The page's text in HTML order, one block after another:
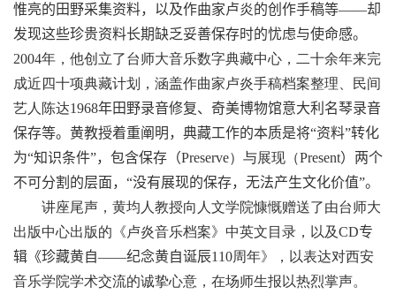
惟亮的田野采集资料， 以及作曲家卢炎的创作手稿等——却
发现这些珍贵资料长期缺乏妥善保存时的忧虑与使命感。
2004年，他创立了台师大音乐数字典藏中心，二十余年来完
成近四十项典藏计划，涵盖作曲家卢炎手稿档案整理、民间
艺人陈达1968年田野录音修复、奇美博物馆意大利名琴录音
保存等。黄教授着重阐明，典藏工作的本质是将“资料”转化
为“知识条件”，包含保存（Preserve）与展现（Present）两个
不可分割的层面， “没有展现的保存，无法产生文化价值”。
讲座尾声，黄均人教授向人文学院慷慨赠送了由台师大
出版中心出版的《卢炎音乐档案》中英文目录，以及CD专
辑《珍藏黄自——纪念黄自诞辰110周年》，以表达对西安
音乐学院学术交流的诚挚心意，在场师生报以热烈掌声。